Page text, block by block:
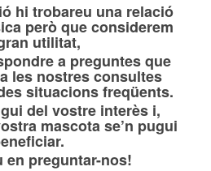
hi trobareu una relació
però que considerem
utilitat,
a preguntes que
les nostres consultes
situacions freqüents.
del vostre interès i,
mascota se’n pugui
en preguntar-nos!